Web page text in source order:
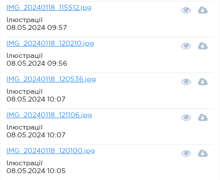
IMG_20240118_115512.jpg
Ілюстрації
08.05.2024 09:57
IMG_20240118_120210.jpg
Ілюстрації
08.05.2024 09:56
IMG_20240118_120536.jpg
Ілюстрації
08.05.2024 10:07
IMG_20240118_121106.jpg
Ілюстрації
08.05.2024 10:07
IMG_20240118_120100.jpg
Ілюстрації
08.05.2024 10:05